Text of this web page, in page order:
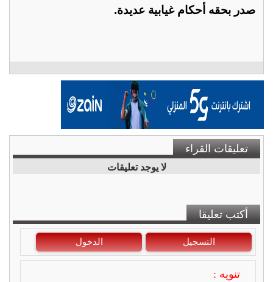
صدر بحقه أحكام غيابية عديدة.
تعليقات القراء
لا يوجد تعليقات
أكتب تعليقا
التسجيل الدخول
تنويه :